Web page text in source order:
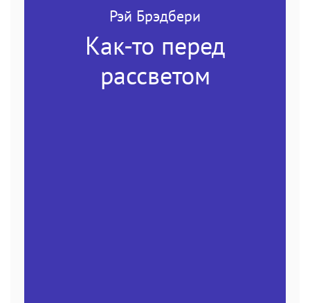
Рэй Брэдбери
Как-то перед
рассветом